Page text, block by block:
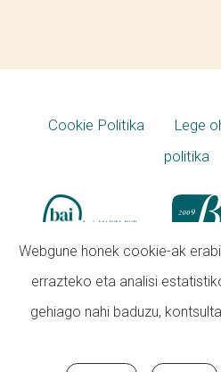
Cookie Politika Lege
politika
Webgune honek cookie-ak
errazteko eta analisi
gehiago nahi baduzu,